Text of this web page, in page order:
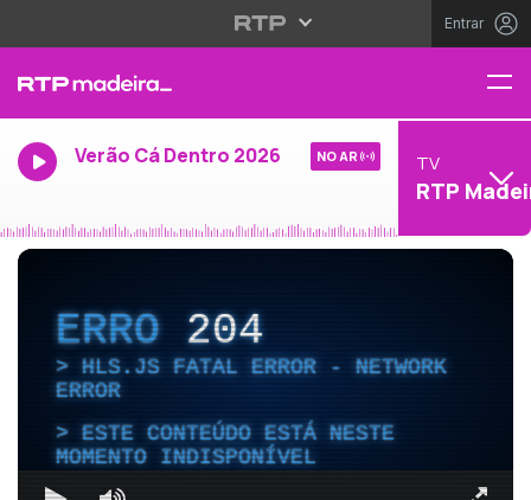
Entrar
Verão Cá Dentro 2026 NO AR TV
RTP
ERRO204
HLS.JS FATAL ERROR - NETWORK
ERROR
ESTE CONTEÚDO ESTÁ NESTE
MOMENTO INDISPONÍVEL